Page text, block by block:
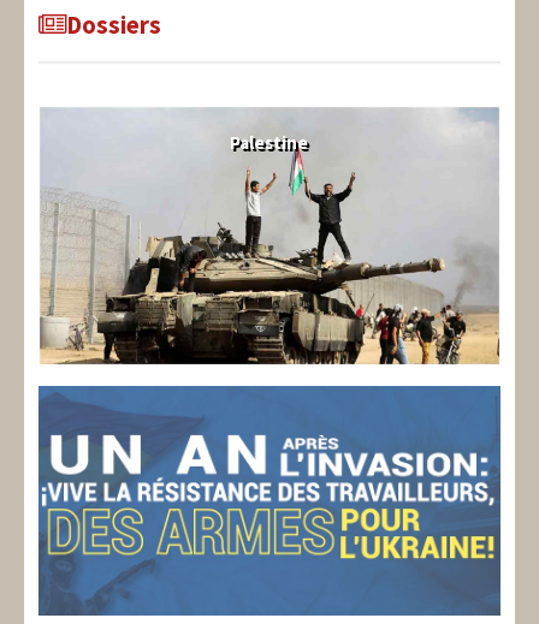
Dossiers
Palestine